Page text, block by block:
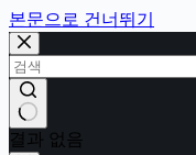
본문으로 건너뛰기
결과 없음